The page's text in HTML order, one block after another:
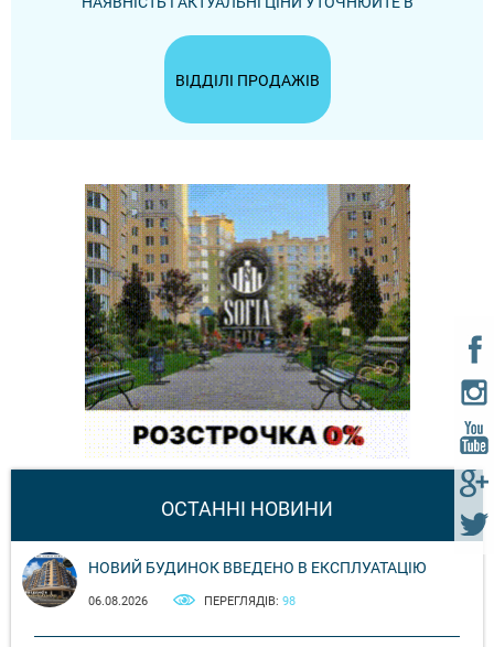
ВІДДІЛІ ПРОДАЖІВ
ОСТАННІ НОВИНИ
НОВИЙ БУДИНОК ВВЕДЕНО В ЕКСПЛУАТАЦІЮ
06.08.2026 ПЕРЕГЛЯДІВ: 98